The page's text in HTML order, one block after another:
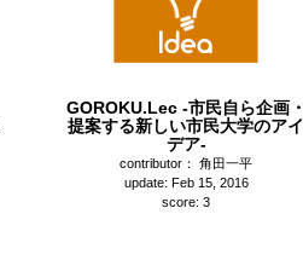
GOROKU.Lec -市民自ら企画・
提案する新しい市民大学のアイ
デア-
contributor： 角田一平
update: Feb 15, 2016
score: 3